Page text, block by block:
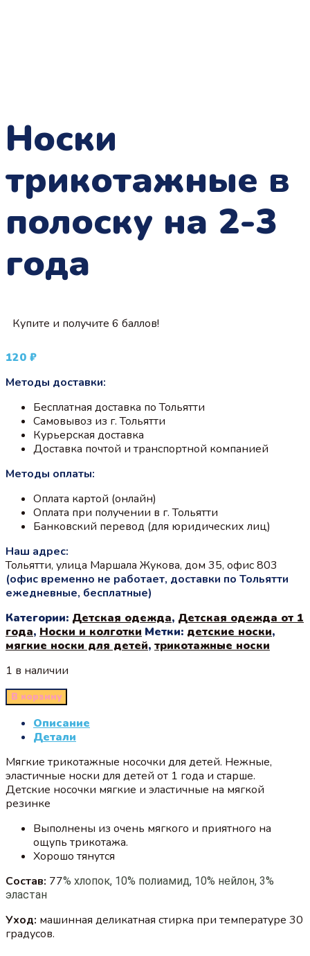
Носки
трикотажные в
полоску на 2-3
года
Купите и получите 6 баллов!
120 ₽
Методы доставки:
Бесплатная доставка по Тольятти
Самовывоз из г. Тольятти
Курьерская доставка
Доставка почтой и транспортной компанией
Методы оплаты:
Оплата картой (онлайн)
Оплата при получении в г. Тольятти
Банковский перевод (для юридических лиц)
Наш адрес:
Тольятти, улица Маршала Жукова, дом 35, офис 803
(офис временно не работает, доставки по Тольятти
ежедневные, бесплатные)
Категории: Детская одежда, Детская одежда от 1
года, Носки и колготки Метки: детские носки,
мягкие носки для детей, трикотажные носки
1 в наличии
В корзину
Описание
Детали
Мягкие трикотажные носочки для детей. Нежные,
эластичные носки для детей от 1 года и старше.
Детские носочки мягкие и эластичные на мягкой
резинке
Выполнены из очень мягкого и приятного на
ощупь трикотажа.
Хорошо тянутся
Состав: 77% хлопок, 10% полиамид, 10% нейлон, 3%
эластан
Уход: машинная деликатная стирка при температуре 30
градусов.